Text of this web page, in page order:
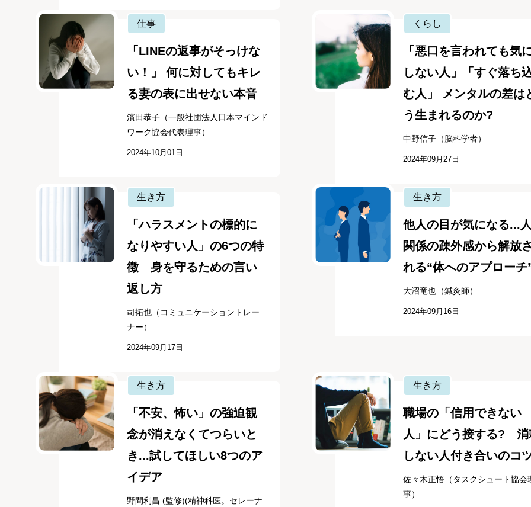
仕事
「LINEの返事がそっけな
い！」 何に対してもキレ
る妻の表に出せない本音
濱田恭子（一般社団法人日本マインド
ワーク協会代表理事）
2024年10月01日
くらし
「悪口を言われても気
しない人」「すぐ落ち
む人」 メンタルの差は
う生まれるのか?
中野信子（脳科学者）
2024年09月27日
生き方
「ハラスメントの標的に
なりやすい人」の6つの特
徴 身を守るための言い
返し方
司拓也（コミュニケーショントレー
ナー）
2024年09月17日
生き方
他人の目が気になる...
関係の疎外感から解放さ
れる“体へのアプローチ
大沼竜也（鍼灸師）
2024年09月16日
生き方
「不安、怖い」の強迫観
念が消えなくてつらいと
き...試してほしい8つのア
イデア
野間利昌 (監修)(精神科医。セレーナ
生き方
職場の「信用できない
人」にどう接する? 消
しない人付き合いのコ
佐々木正悟（タスクシュート協会
事）